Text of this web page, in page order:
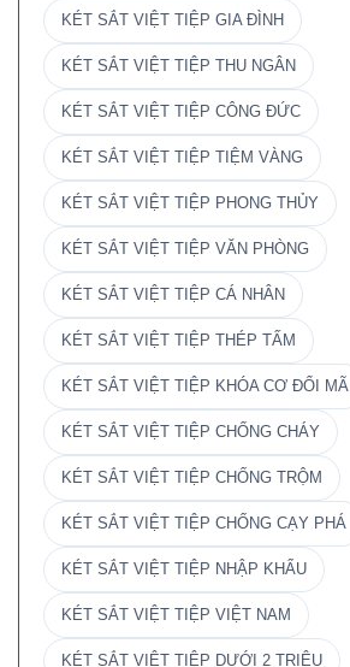
KÉT SẮT VIỆT TIỆP GIA ĐÌNH
KÉT SẮT VIỆT TIỆP THU NGÂN
KÉT SẮT VIỆT TIỆP CÔNG ĐỨC
KÉT SẮT VIỆT TIỆP TIỆM VÀNG
KÉT SẮT VIỆT TIỆP PHONG THỦY
KÉT SẮT VIỆT TIỆP VĂN PHÒNG
KÉT SẮT VIỆT TIỆP CÁ NHÂN
KÉT SẮT VIỆT TIỆP THÉP TẤM
KÉT SẮT VIỆT TIỆP KHÓA CƠ ĐỔI MÃ
KÉT SẮT VIỆT TIỆP CHỐNG CHÁY
KÉT SẮT VIỆT TIỆP CHỐNG TRỘM
KÉT SẮT VIỆT TIỆP CHỐNG CẠY PHÁ
KÉT SẮT VIỆT TIỆP NHẬP KHẨU
KÉT SẮT VIỆT TIỆP VIỆT NAM
KÉT SẮT VIỆT TIỆP DƯỚI 2 TRIỆU